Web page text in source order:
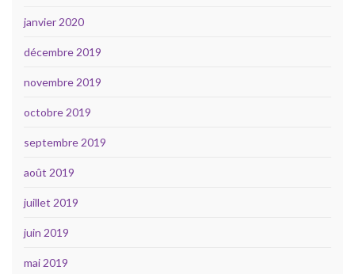
janvier 2020
décembre 2019
novembre 2019
octobre 2019
septembre 2019
août 2019
juillet 2019
juin 2019
mai 2019